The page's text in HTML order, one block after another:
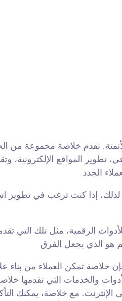
تقدم خلاصة مجموعة من
المواقع الإلكترونية،
إذا كنت ترغب في تطوير
الرقمية، مثل تلك التي
تمكن العملاء من بناء
مع خلاصة، يمكنك